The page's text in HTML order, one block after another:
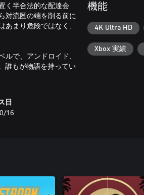
く半合法的な配達会
対流圏の端を削る前に
まり危険ではなく、
で、アンドロイド、
誰もが物語を持ってい
日
16
機能
4K Ultra HD
Xbox 実績